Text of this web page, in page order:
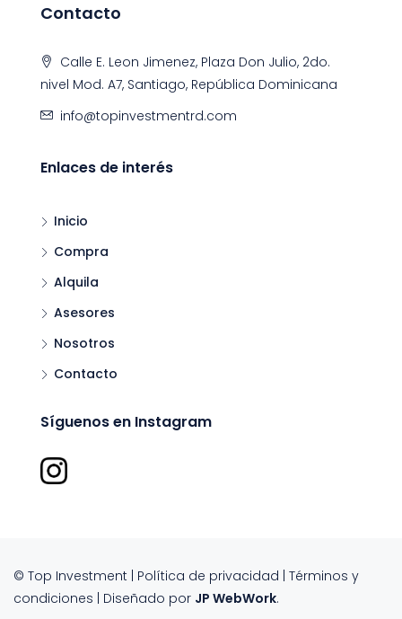
Contacto
Calle E. Leon Jimenez, Plaza Don Julio, 2do.
nivel Mod. A7, Santiago, República Dominicana
info@topinvestmentrd.com
Enlaces de interés
Inicio
Compra
Alquila
Asesores
Nosotros
Contacto
Síguenos en Instagram
© Top Investment | Política de privacidad | Términos y
condiciones | Diseñado por JP WebWork.